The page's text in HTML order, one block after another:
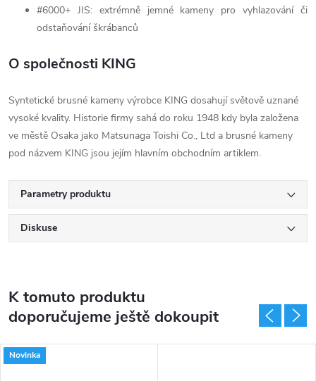
#6000+ JIS: extrémně jemné kameny pro vyhlazování či
odstaňování škrábanců
O společnosti KING
Syntetické brusné kameny výrobce KING dosahují světově uznané
vysoké kvality. Historie firmy sahá do roku 1948 kdy byla založena
ve městě Osaka jako Matsunaga Toishi Co., Ltd a brusné kameny
pod názvem KING jsou jejím hlavním obchodním artiklem.
Parametry produktu
Diskuse
K tomuto produktu
doporučujeme ještě dokoupit
Novinka